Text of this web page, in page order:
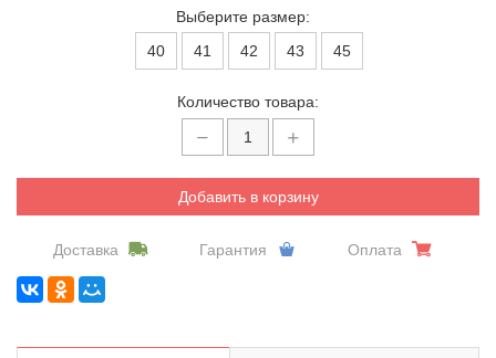
Выберите размер:
40
41 42 43 45
Количество товара:
Добавить в корзину
Доставка Гарантия Оплата